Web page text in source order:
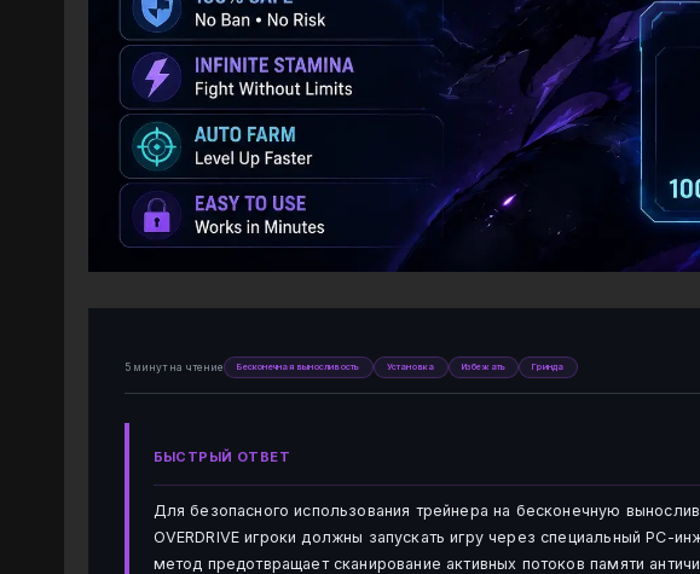
5 минут на чтение Бесконечная выносливость Установка Избежать Гринда
БЫСТРЫЙ ОТВЕТ
Для безопасного использования трейнера на бесконечную
OVERDRIVE игроки должны запускать игру через специальный PC-
метод предотвращает сканирование активных потоков памяти